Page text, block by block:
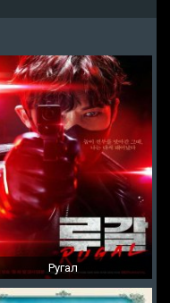
Ругал